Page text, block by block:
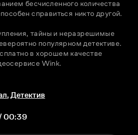
бесчисленного количества
справиться никто другой.
тайны и неразрешимые
популярном детективе.
в хорошем качестве
Wink.
,Детектив
00:39